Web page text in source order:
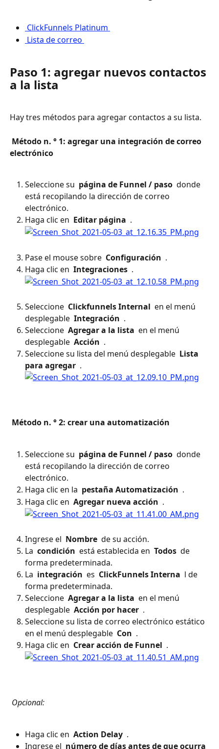
ClickFunnels Platinum
Lista de correo
Paso 1: agregar nuevos contactos
a la lista
Hay tres métodos para agregar contactos a su lista.
electrónico
Seleccione su página de Funnel / paso donde
está recopilando la dirección de correo
electrónico.
Haga clic en Editar página .
Pase el mouse sobre Configuración .
Haga clic en Integraciones .
Seleccione Clickfunnels Internal en el menú
desplegable Integración .
Seleccione Agregar a la lista en el menú
desplegable Acción .
Seleccione su lista del menú desplegable Lista
para agregar .
Método n. ° 2: crear una automatización
Seleccione su página de Funnel / paso donde
está recopilando la dirección de correo
electrónico.
Haga clic en la pestaña Automatización .
Haga clic en Agregar nueva acción .
Ingrese el Nombre de su acción.
La condición está establecida en Todos de
forma predeterminada.
La integración es ClickFunnels Interna l de
forma predeterminada.
Seleccione Agregar a la lista en el menú
desplegable Acción por hacer .
Seleccione su lista de correo electrónico estático
en el menú desplegable Con .
Haga clic en Crear acción de Funnel .
Opcional:
Haga clic en Action Delay .
Ingrese el número de días antes de que ocurra